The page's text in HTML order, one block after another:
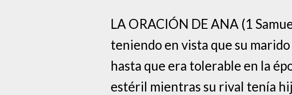
LA ORACIÓN DE ANA (1
teniendo en vista que su
hasta que era tolerable en la
estéril mientras su rival tenía